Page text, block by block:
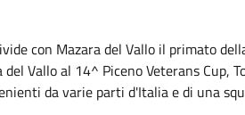
con Mazara del Vallo il primato
Vallo al 14^ Piceno Veterans Cup,
da varie parti d'Italia e di una